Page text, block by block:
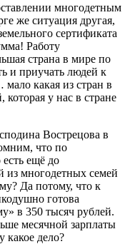
многодетным
же ситуация другая,
сертификата
Работу
страна в мире по
и приучать людей к
мало какая из стран в
у нас в стране
Вострецова в
что по
ещё до
из многодетных семей
Да потому, что к
готова
в 350 тысяч рублей.
месячной зарплаты
какое дело?